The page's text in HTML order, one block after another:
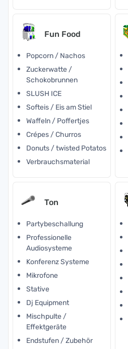
Fun Food
Popcorn / Nachos
Zuckerwatte /
Schokobrunnen
SLUSH ICE
Softeis / Eis am Stiel
Waffeln / Poffertjes
Crépes / Churros
Donuts / twisted Potatos
Verbrauchsmaterial
Ton
Partybeschallung
Professionelle
Audiosysteme
Konferenz Systeme
Mikrofone
Stative
Dj Equipment
Mischpulte /
Effektgeräte
Endstufen / Zubehör